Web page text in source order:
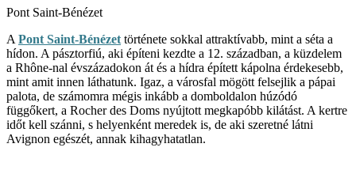
Pont Saint-Bénézet
A Pont Saint-Bénézet története sokkal attraktívabb, mint a séta a
hídon. A pásztorfiú, aki építeni kezdte a 12. században, a küzdelem
a Rhône-nal évszázadokon át és a hídra épített kápolna érdekesebb,
mint amit innen láthatunk. Igaz, a városfal mögött felsejlik a pápai
palota, de számomra mégis inkább a domboldalon húzódó
függőkert, a Rocher des Doms nyújtott megkapóbb kilátást. A kertre
időt kell szánni, s helyenként meredek is, de aki szeretné látni
Avignon egészét, annak kihagyhatatlan.